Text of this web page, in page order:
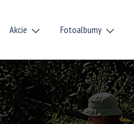
Akcie Fotoalbumy